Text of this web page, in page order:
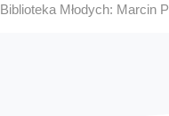
Biblioteka Młodych: Marcin